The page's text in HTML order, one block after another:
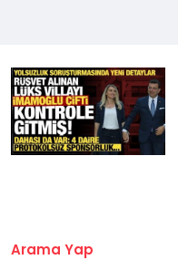
Arama Yap